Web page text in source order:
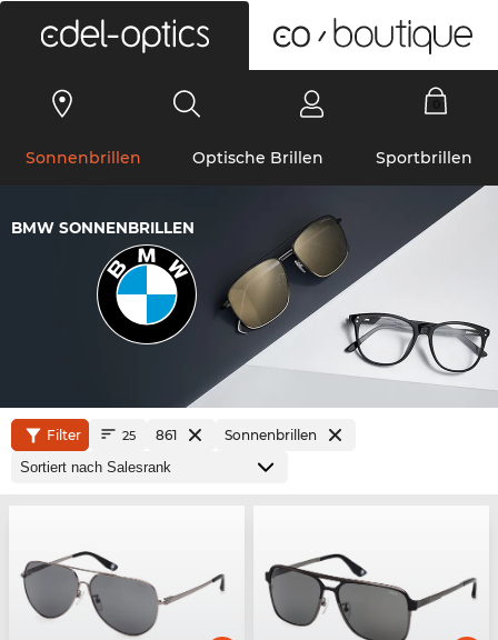
Sonnenbrillen Optische Brillen Sportbrillen
BMW SONNENBRILLEN
Filter 25 861 Sonnenbrillen